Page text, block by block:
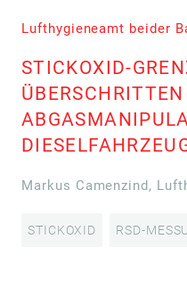
Lufthygieneamt beider
STICKOXID-
Markus Camenzind,
STICKOXID RSD-